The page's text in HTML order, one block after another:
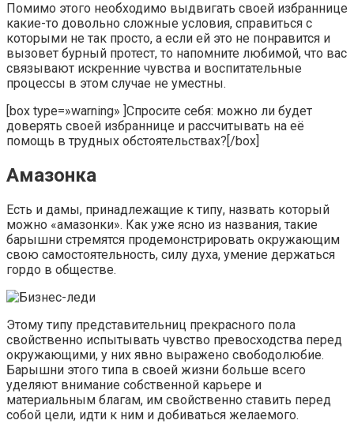
Помимо этого необходимо выдвигать своей избраннице
какие-то довольно сложные условия, справиться с
которыми не так просто, а если ей это не понравится и
вызовет бурный протест, то напомните любимой, что вас
связывают искренние чувства и воспитательные
процессы в этом случае не уместны.
[box type=»warning» ]Спросите себя: можно ли будет
доверять своей избраннице и рассчитывать на её
помощь в трудных обстоятельствах?[/box]
Амазонка
Есть и дамы, принадлежащие к типу, назвать который
можно «амазонки». Как уже ясно из названия, такие
барышни стремятся продемонстрировать окружающим
свою самостоятельность, силу духа, умение держаться
гордо в обществе.
Этому типу представительниц прекрасного пола
свойственно испытывать чувство превосходства перед
окружающими, у них явно выражено свободолюбие.
Барышни этого типа в своей жизни больше всего
уделяют внимание собственной карьере и
материальным благам, им свойственно ставить перед
собой цели, идти к ним и добиваться желаемого.